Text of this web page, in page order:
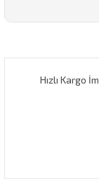
Görüş ve
Hızlı Kargo